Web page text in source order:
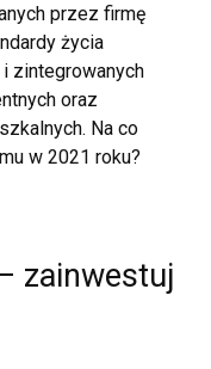
przez firmę
życia
zintegrowanych
oraz
Na co
w 2021 roku?
zainwestuj